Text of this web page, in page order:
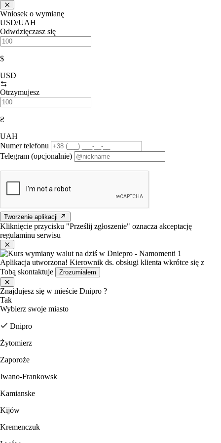
Wniosek o wymianę
USD/UAH
Odwdzięczasz się
$
USD
Otrzymujesz
₴
UAH
Numer telefonu
Telegram (opcjonalnie)
Tworzenie aplikacji
Kliknięcie przycisku "Prześlij zgłoszenie" oznacza akceptację
regulaminu serwisu
Aplikacja utworzona! Kierownik ds. obsługi klienta wkrótce się z
Tobą skontaktuje
Zrozumiałem
Znajdujesz się w mieście Dnipro ?
Tak
Wybierz swoje miasto
Dnipro
Żytomierz
Zaporoże
Iwano-Frankowsk
Kamianske
Kijów
Kremenczuk